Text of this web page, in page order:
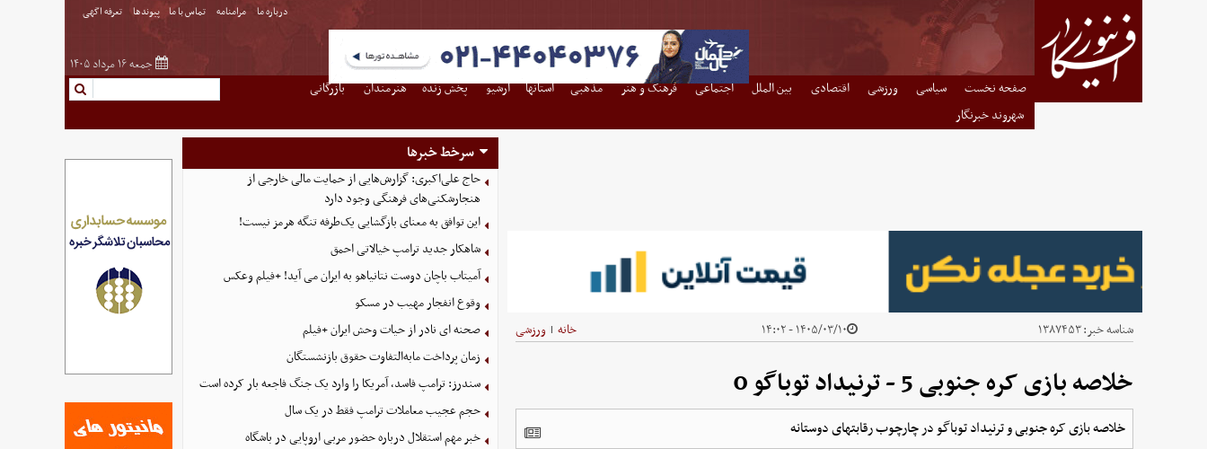
درباره ما مرامنامه تماس با ما پیوندها تعرفه اگهی
جمعه ۱۶ مرداد ۱۴۰۵
صفحه نخست سیاسی ورزشی اقتصادی بین الملل اجتماعی فرهنگ و هنر مذهبی استانها آرشیو پخش زنده هنرمندان
بازرگانی
شهروند خبرنگار
شناسه خبر:۱۳۸۷۴۵۳ ۱۴۰۵/۰۳/۱۰ - ۱۴:۰۲ خانه | ورزشی
خلاصه بازی کره جنوبی 5 - ترنیداد توباگو 0
خلاصه بازی کره جنوبی و ترنیداد توباگو در چارچوب رقابتهای دوستانه
سرخط خبرها
حاج علی‌اکبری: گزارش‌هایی از حمایت مالی خارجی از
هنجارشکنی‌های فرهنگی وجود دارد
این توافق به معنای بازگشایی یک‌طرفه تنگه هرمز نیست!
شاهکار جدید ترامپ خیالاتی احمق
آمیتاب باچان دوست نتانیاهو به ایران می آید! +فیلم وعکس
وقوع انفجار مهیب در مسکو
صحنه ای نادر از حیات وحش ایران +فیلم
زمان پرداخت مابه‌التفاوت حقوق بازنشستگان
سندرز: ترامپ فاسد، آمریکا را وارد یک جنگ فاجعه بار کرده است
حجم عجیب معاملات ترامپ فقط در یک سال
خبر مهم استقلال درباره حضور مربی اروپایی در باشگاه